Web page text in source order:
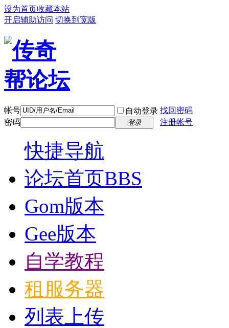
设为首页收藏本站
开启辅助访问 切换到宽版
帐号 自动登录 找回密码
密码
登录 注册帐号
快捷导航
论坛首页BBS
Gom版本
Gee版本
自学教程
租服务器
列表上传